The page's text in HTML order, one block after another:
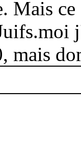
Mais
mais